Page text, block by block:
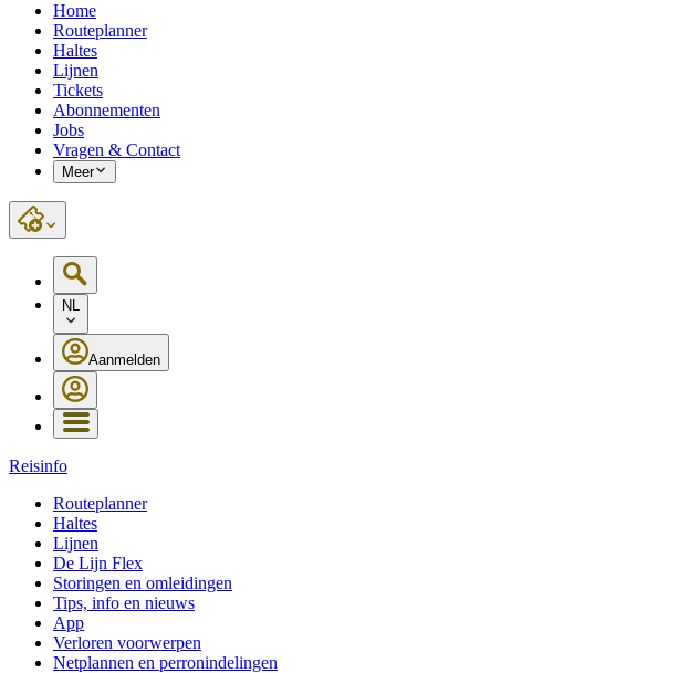
Home
Routeplanner
Haltes
Lijnen
Tickets
Abonnementen
Jobs
Vragen & Contact
Meer
NL
Aanmelden
Reisinfo
Routeplanner
Haltes
Lijnen
De Lijn Flex
Storingen en omleidingen
Tips, info en nieuws
App
Verloren voorwerpen
Netplannen en perronindelingen